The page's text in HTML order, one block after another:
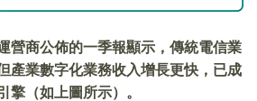
營商公佈的一季報顯示，傳統電信業
產業數字化業務收入增長更快，已成
擎（如上圖所示）。